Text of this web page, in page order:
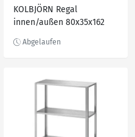
KOLBJÖRN Regal
innen/außen 80x35x162